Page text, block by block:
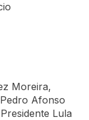
Moreira,
Afonso
Lula